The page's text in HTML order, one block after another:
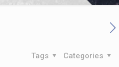
Categories
Tags